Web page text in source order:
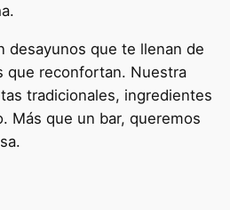
desayunos que te llenan de
que reconfortan. Nuestra
tradicionales, ingredientes
Más que un bar, queremos